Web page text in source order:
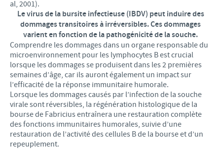
al, 2001).
Le virus de la bursite infectieuse (IBDV) peut induire des
dommages transitoires à irréversibles. Ces dommages
varient en fonction de la pathogénicité de la souche.
Comprendre les dommages dans un organe responsable du
microenvironnement pour les lymphocytes B est crucial
lorsque les dommages se produisent dans les 2 premières
semaines d’âge, car ils auront également un impact sur
l’efficacité de la réponse immunitaire humorale.
Lorsque les dommages causés par l’infection de la souche
virale sont réversibles, la régénération histologique de la
bourse de Fabricius entraînera une restauration complète
des fonctions immunitaires humorales, suivie d’une
restauration de l’activité des cellules B de la bourse et d’un
repeuplement.